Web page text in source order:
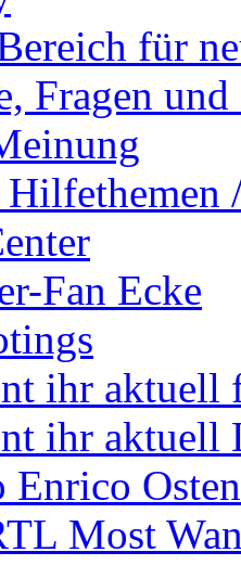
für
Fragen
Fan Ecke
ihr aktuell
ihr aktuell
Enrico
Most